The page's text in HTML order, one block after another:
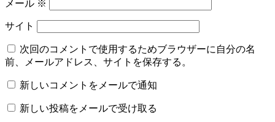
メール ※
サイト
次回のコメントで使用するためブラウザーに自分の名
前、メールアドレス、サイトを保存する。
新しいコメントをメールで通知
新しい投稿をメールで受け取る